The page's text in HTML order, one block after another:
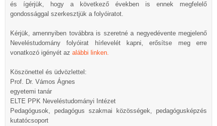
és ígérjük, hogy a következő években is ennek megfelelő
gondossággal szerkesztjük a folyóiratot.
Kérjük, amennyiben továbbra is szeretné a negyedévente megjelenő
Neveléstudomány folyóirat hírlevelét kapni, erősítse meg erre
vonatkozó igényét az alábbi linken.
Köszönettel és üdvözlettel:
Prof. Dr. Vámos Ágnes
egyetemi tanár
ELTE PPK Neveléstudományi Intézet
Pedagógusok, pedagógus szakmai közösségek, pedagógusképzés
kutatócsoport